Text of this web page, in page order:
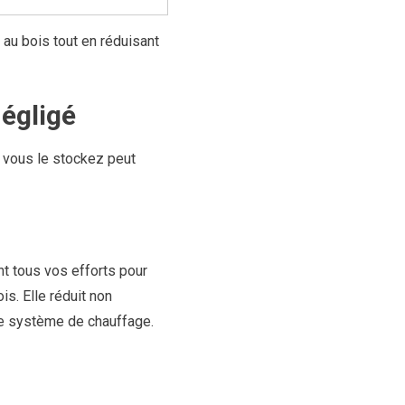
bois tout en réduisant
le stockez peut
tous vos efforts pour
Elle réduit non
système de chauffage.